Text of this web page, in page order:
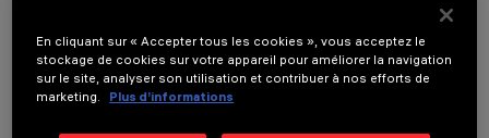
En cliquant sur « Accepter tous les cookies », vous acceptez le
stockage de cookies sur votre appareil pour améliorer la navigation
sur le site, analyser son utilisation et contribuer à nos efforts de
marketing.
Plus d’informations